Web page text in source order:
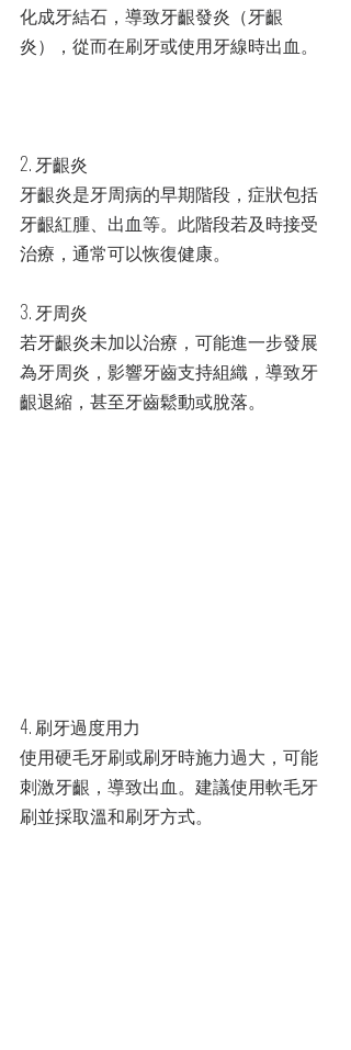
化成牙結石，導致牙齦發炎（牙齦
炎），從而在刷牙或使用牙線時出血。
2. 牙齦炎
牙齦炎是牙周病的早期階段，症狀包括
牙齦紅腫、出血等。此階段若及時接受
治療，通常可以恢復健康。
3. 牙周炎
若牙齦炎未加以治療，可能進一步發展
為牙周炎，影響牙齒支持組織，導致牙
齦退縮，甚至牙齒鬆動或脫落。
4. 刷牙過度用力
使用硬毛牙刷或刷牙時施力過大，可能
刺激牙齦，導致出血。建議使用軟毛牙
刷並採取溫和刷牙方式。